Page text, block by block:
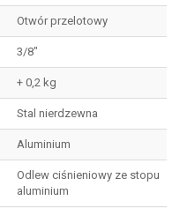
Otwór przelotowy
3/8″
+ 0,2 kg
Stal nierdzewna
Aluminium
Odlew ciśnieniowy ze stopu
aluminium